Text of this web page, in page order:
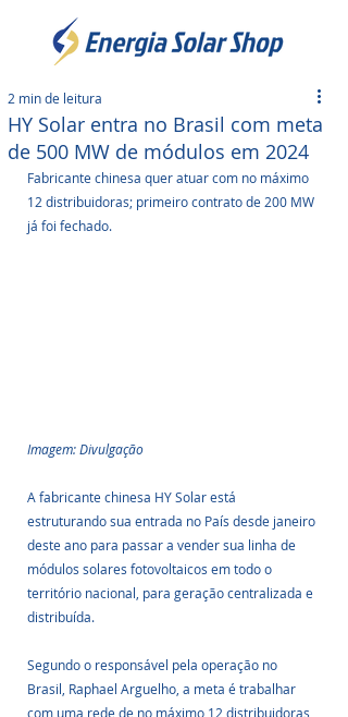
HY Solar entra no Brasil com meta
de 500 MW de módulos em 2024
2 min de leitura
Fabricante chinesa quer atuar com no máximo
12 distribuidoras; primeiro contrato de 200 MW
já foi fechado.
Imagem: Divulgação
A fabricante chinesa HY Solar está
estruturando sua entrada no País desde janeiro
deste ano para passar a vender sua linha de
módulos solares fotovoltaicos em todo o
território nacional, para geração centralizada e
distribuída.
Segundo o responsável pela operação no
Brasil, Raphael Arguelho, a meta é trabalhar
com uma rede de no máximo 12 distribuidoras